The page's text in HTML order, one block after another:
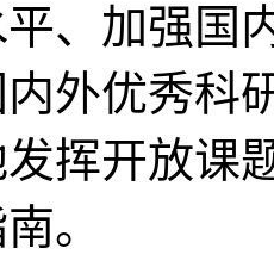
、加强国
外优秀科
挥开放课
。